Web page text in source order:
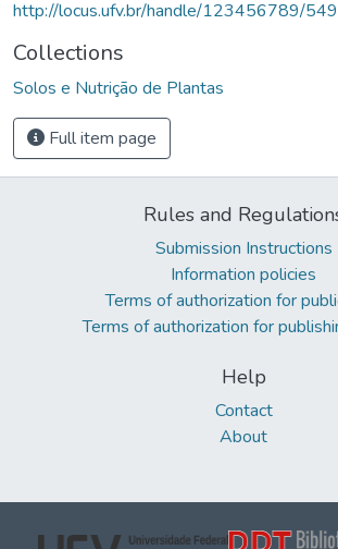
http://locus.ufv.br/handle/123456789/
Collections
Solos e Nutrição de Plantas
Full item page
Rules and
Submission Instructions
Information policies
Terms of authorization for
Terms of authorization for
Help
Contact
About